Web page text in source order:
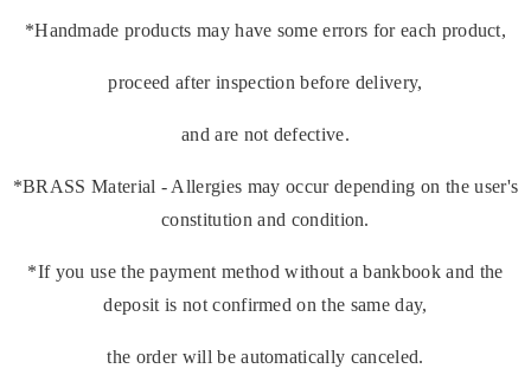
*Handmade products may have some errors for each product,
proceed after inspection before delivery,
and are not defective.
*BRASS Material - Allergies may occur depending on the user's
constitution and condition.
*If you use the payment method without a bankbook and the
deposit is not confirmed on the same day,
the order will be automatically canceled.